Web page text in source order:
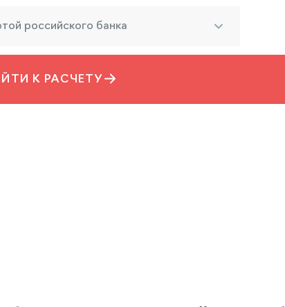
российского банка
К РАСЧЕТУ